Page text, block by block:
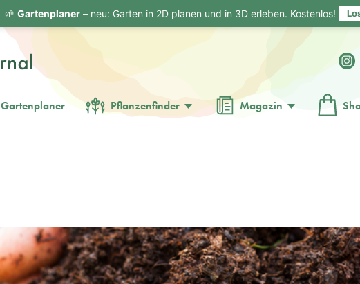
Gartenplaner Pflanzenfinder Magazin
🌱 Gartenplaner– neu: Garten in 2D planen und in 3D erleben. Kostenlos!